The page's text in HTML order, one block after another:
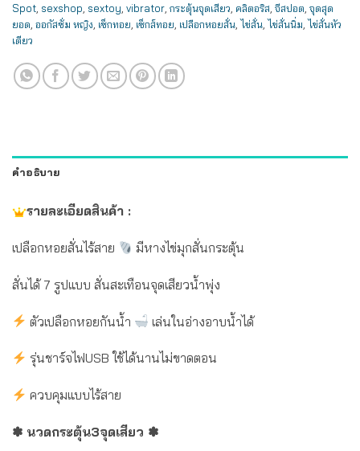
Spot sexshop sextoy vibrator กระตุ้นจุดเสียว คลิตอริส จีสปอต จุดสุด
ยอด ออกัสซั่ม หญิง เซ็กทอย เซ็กส์ทอย เปลือกหอยสั่น ไข่สั่น ไข่สั่นนิ่ม ไข่สั่นหัว
เดียว
คำอธิบาย
รายละเอียดสินค้า :
เปลือกหอยสั่นไร้สาย มีหางไข่มุกสั่นกระตุ้น
สั่นได้ 7 รูปแบบ สั่นสะเทือนจุดเสียวน้ำพุ่ง
ตัวเปลือกหอยกันน้ำ เล่นในอ่างอาบน้ำได้
รุ่นชาร์จไฟUSB ใช้ได้นานไม่ขาดตอน
ควบคุมแบบไร้สาย
✽ นวดกระตุ้น3จุดเสียว ✽